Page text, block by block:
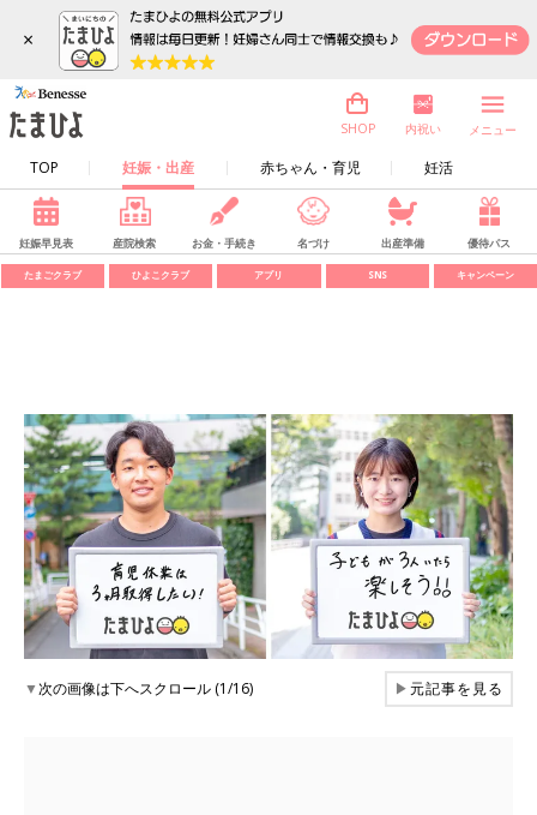
×
TOP 妊娠・出産 赤ちゃん・育児 妊活
SHOP 内祝い メニュー
妊娠早見表 産院検索 お金・手続き 名づけ 出産準備 優待パス
たまごクラブ ひよこクラブ アプリ SNS キャンペーン
▼次の画像は下へスクロール (1/16) ▶元記事を見る